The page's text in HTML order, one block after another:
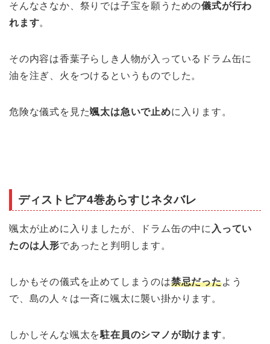
そんなさなか、祭りでは子宝を願うための儀式が行わ
れます。
その内容は香葉子らしき人物が入っているドラム缶に
油を注ぎ、火をつけるというものでした。
危険な儀式を見た颯太は急いで止めに入ります。
ディストピア4巻あらすじネタバレ
颯太が止めに入りましたが、ドラム缶の中に 入ってい
たのは人形であったと判明します。
しかもその儀式を止めてしまうのは禁忌だったよう
で、島の人々は一斉に颯太に襲い掛かります。
しかしそんな颯太を駐在員のシマノが助けます。